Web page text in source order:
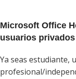
Microsoft Office
usuarios
Ya seas estudiante,
profesional/